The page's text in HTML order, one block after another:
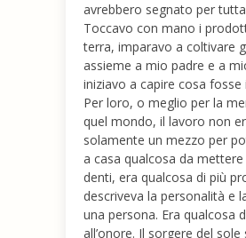
avrebbero segnato per
Toccavo con mano i
terra, imparavo a coltivare
assieme a mio padre e a
iniziavo a capire cosa fosse
Per loro, o meglio per la
quel mondo, il lavoro non
solamente un mezzo per
a casa qualcosa da
denti, era qualcosa di più
descriveva la personalità e
una persona. Era qualcosa
all’onore. Il sorgere del sole